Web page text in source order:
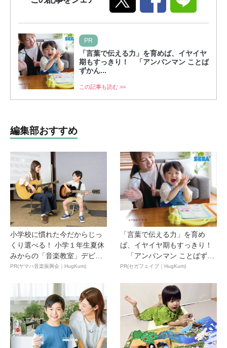
PR
「言葉で伝える力」を育めば、イヤイヤ
期もすっきり！ 「アンパンマン ことば
ずかん...
この記事も読む >>
編集部おすすめ
小学校に慣れた今だからじっ
くり選べる！ 小学１年生夏休
みからの「音楽教室」デビ
ュ...
PR(ヤマハ音楽振興会｜HugKum)
「言葉で伝える力」を育め
ば、イヤイヤ期もすっきり！
「アンパンマン ことばずか
ん...
PR(セガフェイブ｜HugKum)